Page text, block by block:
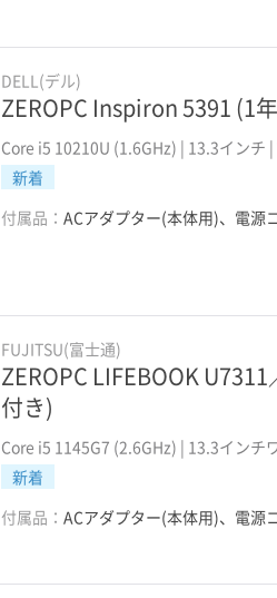
DELL(デル)
ZEROPC Inspiron 5391 (1
Core i5 10210U (1.6GHz) | 13.3インチ
新着
付属品：ACアダプター(本体用)、電源
FUJITSU(富士通)
ZEROPC LIFEBOOK
付き)
Core i5 1145G7 (2.6GHz) | 13.3インチ
新着
付属品：ACアダプター(本体用)、電源